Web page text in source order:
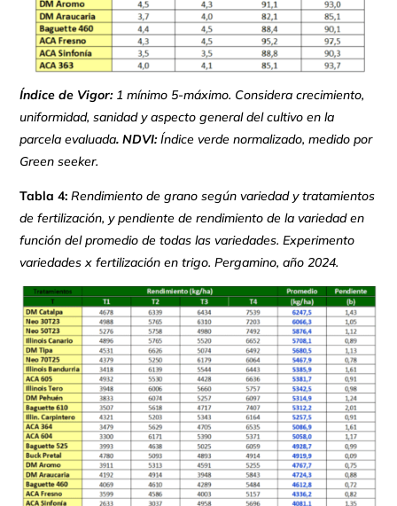
Índice de Vigor: 1 mínimo 5-máximo. Considera crecimiento,
uniformidad, sanidad y aspecto general del cultivo en la
parcela evaluada. NDVI:Índice verde normalizado, medido por
Green seeker.
Tabla 4:Rendimiento de grano según variedad y tratamientos
de fertilización, y pendiente de rendimiento de la variedad en
función del promedio de todas las variedades. Experimento
variedades x fertilización en trigo. Pergamino, año 2024.